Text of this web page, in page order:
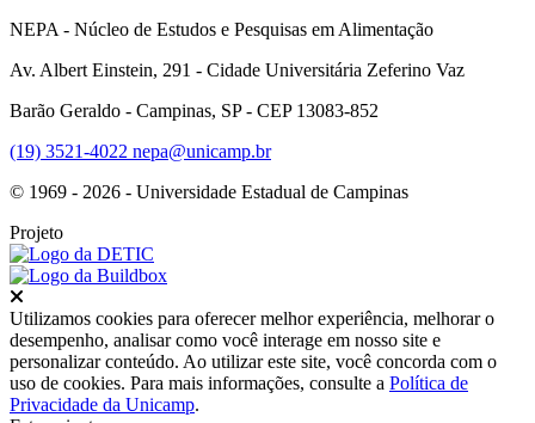
NEPA - Núcleo de Estudos e Pesquisas em Alimentação
Av. Albert Einstein, 291 - Cidade Universitária Zeferino Vaz
Barão Geraldo - Campinas, SP - CEP 13083-852
(19) 3521-4022 nepa@unicamp.br
© 1969 - 2026 - Universidade Estadual de Campinas
Projeto
Utilizamos cookies para oferecer melhor experiência, melhorar o
desempenho, analisar como você interage em nosso site e
personalizar conteúdo. Ao utilizar este site, você concorda com o
uso de cookies. Para mais informações, consulte a Política de
Privacidade da Unicamp.